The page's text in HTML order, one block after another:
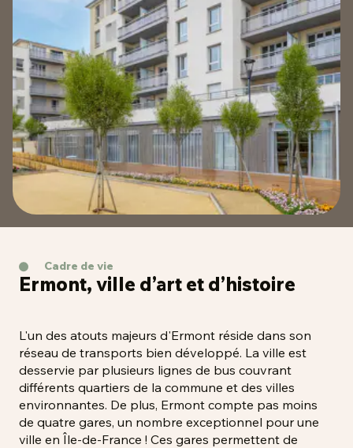
Cadre de vie
Ermont, ville d’art et d’histoire
L'un des atouts majeurs d'Ermont réside dans son
réseau de transports bien développé. La ville est
desservie par plusieurs lignes de bus couvrant
différents quartiers de la commune et des villes
environnantes. De plus, Ermont compte pas moins
de quatre gares, un nombre exceptionnel pour une
ville en Île-de-France ! Ces gares permettent de